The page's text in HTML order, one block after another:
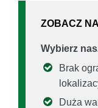
ZOBACZ
Wybierz
Brak
Duża